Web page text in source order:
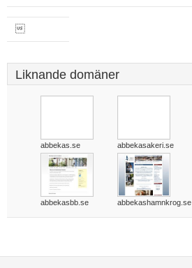
Liknande domäner
abbekas.se abbekasakeri.se
abbekasbb.se abbekashamnkrog.se